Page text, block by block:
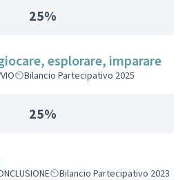
25%
esplorare, imparare
Bilancio Partecipativo 2025
25%
Bilancio Partecipativo 2023